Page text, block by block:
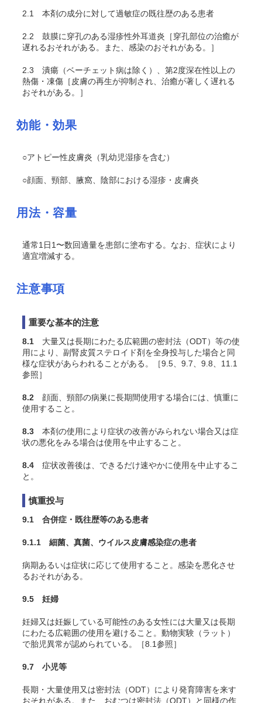
2.1 本剤の成分に対して過敏症の既往歴のある患者
2.2 鼓膜に穿孔のある湿疹性外耳道炎［穿孔部位の治癒が
遅れるおそれがある。また、感染のおそれがある。］
2.3 潰瘍（ベーチェット病は除く）、第2度深在性以上の
熱傷・凍傷［皮膚の再生が抑制され、治癒が著しく遅れる
おそれがある。］
効能・効果
○アトピー性皮膚炎（乳幼児湿疹を含む）
○顔面、頸部、腋窩、陰部における湿疹・皮膚炎
用法・容量
通常1日1〜数回適量を患部に塗布する。なお、症状により
適宜増減する。
注意事項
重要な基本的注意
8.1 大量又は長期にわたる広範囲の密封法（ODT）等の使
用により、副腎皮質ステロイド剤を全身投与した場合と同
様な症状があらわれることがある。［9.5、9.7、9.8、11.1
参照］
8.2 顔面、頸部の病巣に長期間使用する場合には、慎重に
使用すること。
8.3 本剤の使用により症状の改善がみられない場合又は症
状の悪化をみる場合は使用を中止すること。
8.4 症状改善後は、できるだけ速やかに使用を中止するこ
と。
慎重投与
9.1 合併症・既往歴等のある患者
9.1.1 細菌、真菌、ウイルス皮膚感染症の患者
病期あるいは症状に応じて使用すること。感染を悪化させ
るおそれがある。
9.5 妊婦
妊婦又は妊娠している可能性のある女性には大量又は長期
にわたる広範囲の使用を避けること。動物実験（ラット）
で胎児異常が認められている。［8.1参照］
9.7 小児等
長期・大量使用又は密封法（ODT）により発育障害を来す
おそれがある。また、おむつは密封法（ODT）と同様の作